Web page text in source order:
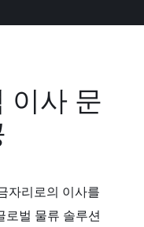
이사 문
자리로의 이사를
로벌 물류 솔루션